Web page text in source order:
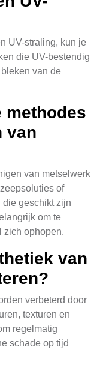
UV-straling, kun je
die UV-bestendig
van de
methodes
van
van metselwerk
of
geschikt zijn
om te
zich ophopen.
van
verbeterd door
texturen en
regelmatig
schade op tijd